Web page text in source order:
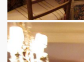
PARIS :
FAMILY les
Du 16 au 22